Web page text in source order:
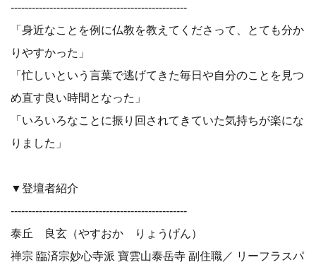
--------------------------------------------------
「身近なことを例に仏教を教えてくださって、とても分か
りやすかった」
「忙しいという言葉で逃げてきた毎日や自分のことを見つ
め直す良い時間となった」
「いろいろなことに振り回されてきていた気持ちが楽にな
りました」
▼登壇者紹介
--------------------------------------------------
泰丘 良玄（やすおか りょうげん）
禅宗 臨済宗妙心寺派 寶雲山泰岳寺 副住職／ リーフラスパ